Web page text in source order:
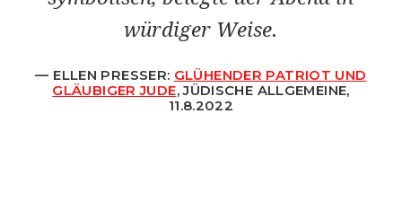
würdiger Weise.
ELLEN PRESSER: GLÜHENDER PATRIOT UND
GLÄUBIGER JUDE, JÜDISCHE ALLGEMEINE,
11.8.2022